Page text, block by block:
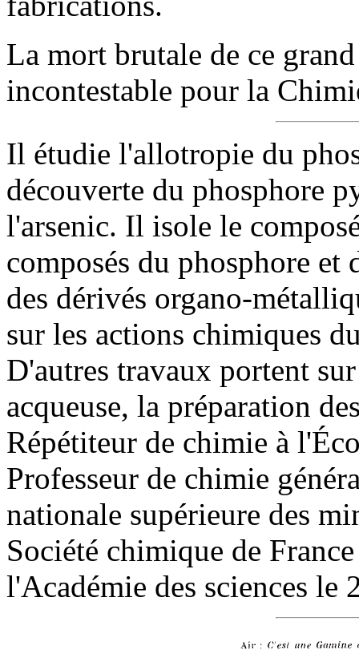
La mort brutale de ce
incontestable pour la
Il étudie l'allotropie du
découverte du phosphore
l'arsenic. Il isole le
composés du phosphore
des dérivés organo-
sur les actions chimiques
D'autres travaux portent
acqueuse, la préparation
Répétiteur de chimie à
Professeur de chimie
nationale supérieure des
Société chimique de
l'Académie des sciences le